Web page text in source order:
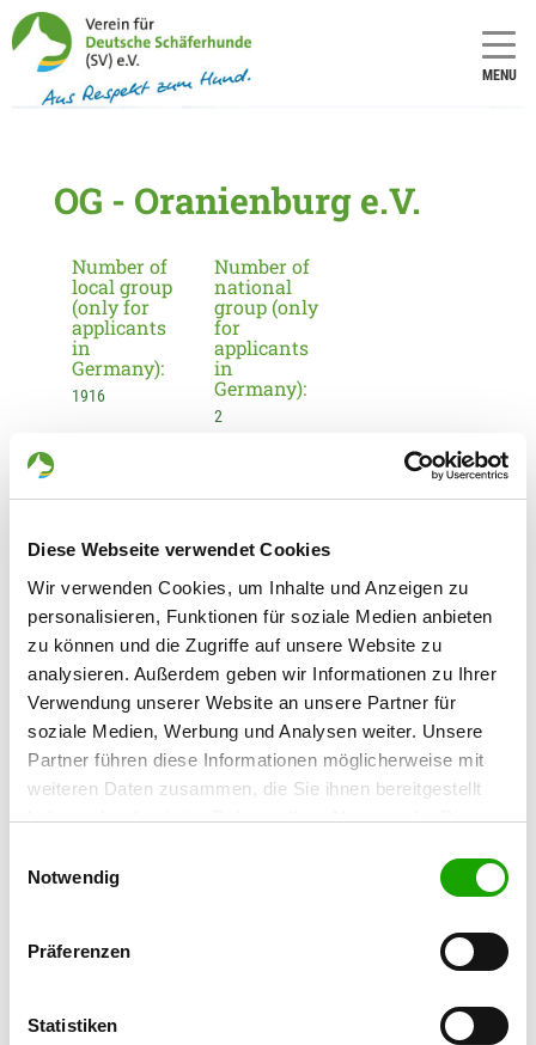
Diese Webseite verwendet Cookies
Wir verwenden Cookies, um Inhalte und Anzeigen zu
personalisieren, Funktionen für soziale Medien anbieten
zu können und die Zugriffe auf unsere Website zu
analysieren. Außerdem geben wir Informationen zu Ihrer
Verwendung unserer Website an unsere Partner für
soziale Medien, Werbung und Analysen weiter. Unsere
Partner führen diese Informationen möglicherweise mit
weiteren Daten zusammen, die Sie ihnen bereitgestellt
haben oder die sie im Rahmen Ihrer Nutzung der Dienste
Cookies, wenn Sie unsere Webseite weiterhin nutzen.
Notwendig
Präferenzen
Statistiken
MENU
OG - Oranienburg e.V.
Number of
local group
(only for
applicants
in
Germany):
1916
Number of
national
group (only
for
applicants
in
Germany):
2
Information about the local group
Heide Gansen
Hermsdorfer Damm 91
13467 Berlin
Training ground:
Steelitzer Straße
16775 Gransee
Phone:
030 40508990
030 40508999
0172 4024055
hvgansen@aol.com